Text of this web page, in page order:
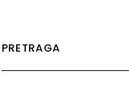
PRETRAGA